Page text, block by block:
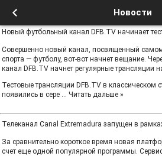
Новости
Новый футбольный канал DFB.TV начинает
Совершенно новый канал, посвященный
спорта — футболу, вот-вот начнет вещание.
канал DFB.TV начнет регулярные трансляции
Тестовые трансляции DFB.TV в классическом
появились в сере ... Читать дальше »
Телеканал Canal Extremadura запущен в
За сравнительно короткое время новая
счет еще одной популярной программы.